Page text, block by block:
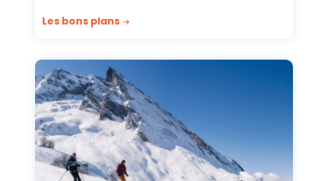
Les bons plans